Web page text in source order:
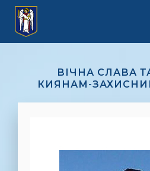
ВІЧНА СЛАВА
КИЯНАМ-